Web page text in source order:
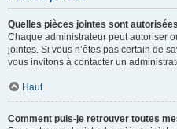
Quelles pièces jointes sont
Chaque administrateur peut autoriser
jointes. Si vous n’êtes pas certain de
vous invitons à contacter un
Haut
Comment puis-je retrouver toutes